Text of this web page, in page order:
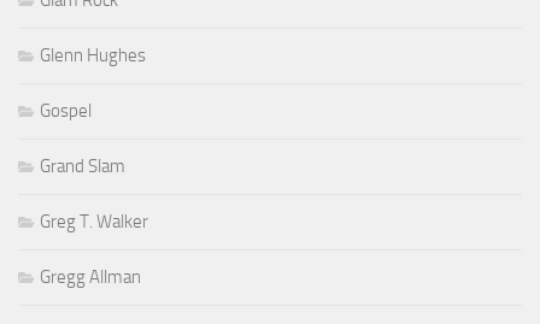
Glenn Hughes
Gospel
Grand Slam
Greg T. Walker
Gregg Allman